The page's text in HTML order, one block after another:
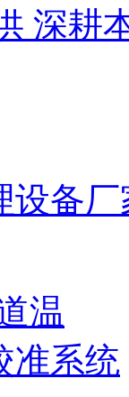
设备